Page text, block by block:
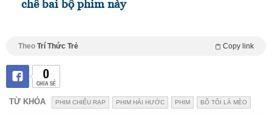
chê bai bộ phim này
Theo Trí Thức Trẻ Copy link
0
CHIA SẺ
TỪ KHÓA PHIM CHIẾU RẠP PHIM HÀI HƯỚC PHIM BỐ TÔI LÀ MÈO